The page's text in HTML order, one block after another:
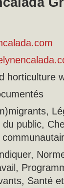
horticulture
du public,
Santé